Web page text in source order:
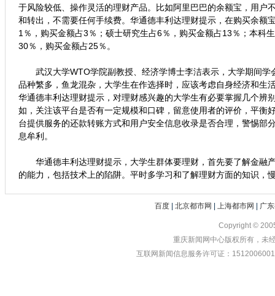
于风险较低、操作灵活的理财产品。比如阿里巴巴的余额宝，用户
和转出，不需要任何手续费。华通德丰利达理财提示，在购买余额
1％，购买金额占3％；硕士研究生占6％，购买金额占13％；本科
30％，购买金额占25％。
武汉大学WTO学院副教授、经济学博士李洁表示，大学期间学
品种繁多，鱼龙混杂，大学生在作选择时，应该考虑自身经济和生
华通德丰利达理财提示，对理财感兴趣的大学生有必要掌握几个辨
如，关注该平台是否有一定规模和口碑，留意使用者的评价，平衡
台提供服务的还款转账方式和用户安全信息收录是否合理，警惕部
息牟利。
华通德丰利达理财提示，大学生群体要理财，首先要了解金融
的能力，包括技术上的陷阱。平时多学习和了解理财方面的知识，
百度| 北京都市网 上海都市网 广
Copyright ©
重庆新闻网中心版权所有，未
互联网新闻信息服务许可证：